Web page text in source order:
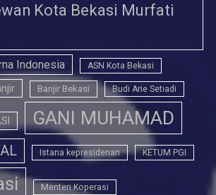
Kota Bekasi Murfati
Indonesia ASN Kota Bekasi
Banjir Bekasi Budi Arie Setiadi
GANI MUHAMAD
Istana kepresidenan KETUM PGI
Menteri Koperasi